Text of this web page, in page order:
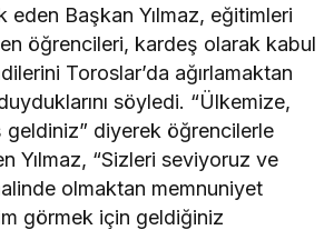
eden Başkan Yılmaz, eğitimleri
öğrencileri, kardeş olarak kabul
Toroslar’da ağırlamaktan
söyledi. “Ülkemize,
geldiniz” diyerek öğrencilerle
Yılmaz, “Sizleri seviyoruz ve
olmaktan memnuniyet
görmek için geldiğiniz